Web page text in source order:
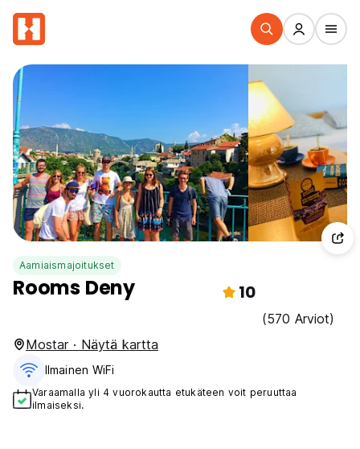
Aamiaismajoitukset
Rooms Deny 10
(570 Arviot)
Mostar · Näytä kartta
Ilmainen WiFi
Varaamalla yli 4 vuorokautta etukäteen voit peruuttaa
ilmaiseksi.